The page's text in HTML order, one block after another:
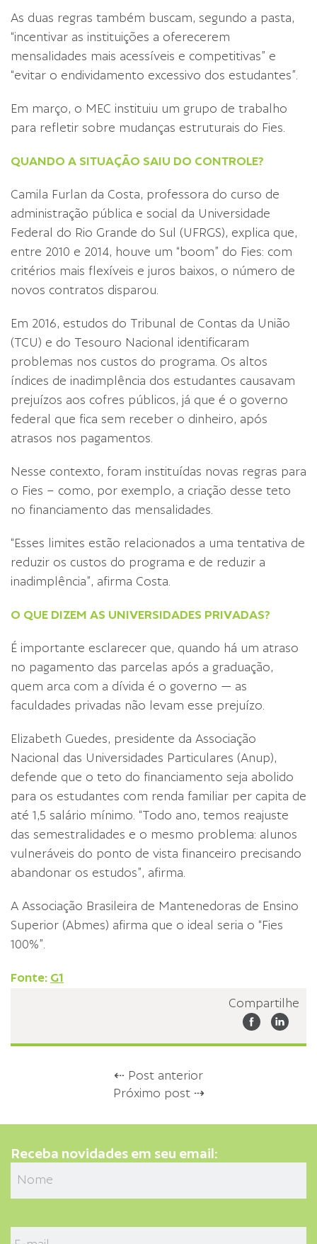
As duas regras também buscam, segundo a pasta,
“incentivar as instituições a oferecerem
mensalidades mais acessíveis e competitivas” e
“evitar o endividamento excessivo dos estudantes”.
Em março, o MEC instituiu um grupo de trabalho
para refletir sobre mudanças estruturais do Fies.
QUANDO A SITUAÇÃO SAIU DO CONTROLE?
Camila Furlan da Costa, professora do curso de
administração pública e social da Universidade
Federal do Rio Grande do Sul (UFRGS), explica que,
entre 2010 e 2014, houve um “boom” do Fies: com
critérios mais flexíveis e juros baixos, o número de
novos contratos disparou.
Em 2016, estudos do Tribunal de Contas da União
(TCU) e do Tesouro Nacional identificaram
problemas nos custos do programa. Os altos
índices de inadimplência dos estudantes causavam
prejuízos aos cofres públicos, já que é o governo
federal que fica sem receber o dinheiro, após
atrasos nos pagamentos.
Nesse contexto, foram instituídas novas regras para
o Fies – como, por exemplo, a criação desse teto
no financiamento das mensalidades.
“Esses limites estão relacionados a uma tentativa de
reduzir os custos do programa e de reduzir a
inadimplência”, afirma Costa.
O QUE DIZEM AS UNIVERSIDADES PRIVADAS?
É importante esclarecer que, quando há um atraso
no pagamento das parcelas após a graduação,
quem arca com a dívida é o governo — as
faculdades privadas não levam esse prejuízo.
Elizabeth Guedes, presidente da Associação
Nacional das Universidades Particulares (Anup),
defende que o teto do financiamento seja abolido
para os estudantes com renda familiar per capita de
até 1,5 salário mínimo. “Todo ano, temos reajuste
das semestralidades e o mesmo problema: alunos
vulneráveis do ponto de vista financeiro precisando
abandonar os estudos”, afirma.
A Associação Brasileira de Mantenedoras de Ensino
Superior (Abmes) afirma que o ideal seria o “Fies
100%”.
Fonte: G1
Compartilhe
⇠ Post anterior
Próximo post ⇢
Receba novidades em seu email: